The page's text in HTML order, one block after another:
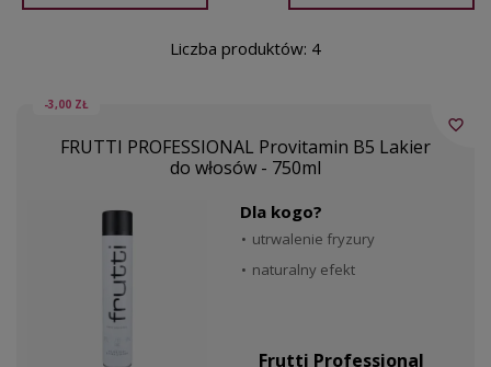
Liczba produktów: 4
-3,00 ZŁ
FRUTTI PROFESSIONAL Provitamin B5 Lakier
do włosów - 750ml
Dla kogo?
utrwalenie fryzury
naturalny efekt
Frutti Professional
favorite_border